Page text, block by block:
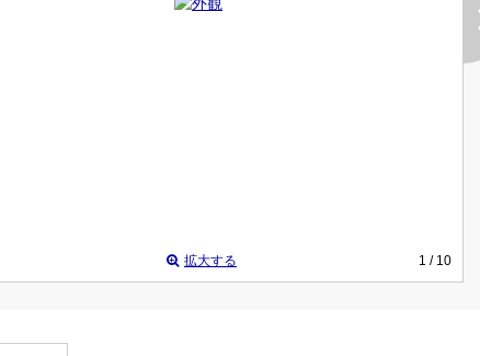
拡大する 1 / 10